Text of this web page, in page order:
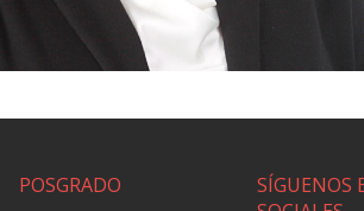
POSGRADO
SÍGUENOS